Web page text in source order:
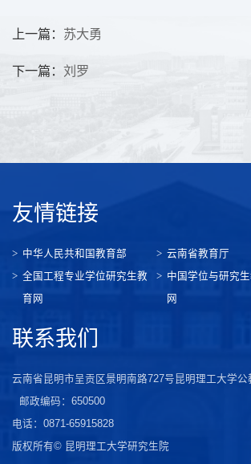
上一篇： 苏大勇
下一篇： 刘罗
友情链接
中华人民共和国教育部
云南省教育厅
全国工程专业学位研究生教
育网
中国学位与研究
网
联系我们
云南省昆明市呈贡区景明南路727号昆明理工大学公
邮政编码：650500
电话：0871-65915828
版权所有© 昆明理工大学研究生院